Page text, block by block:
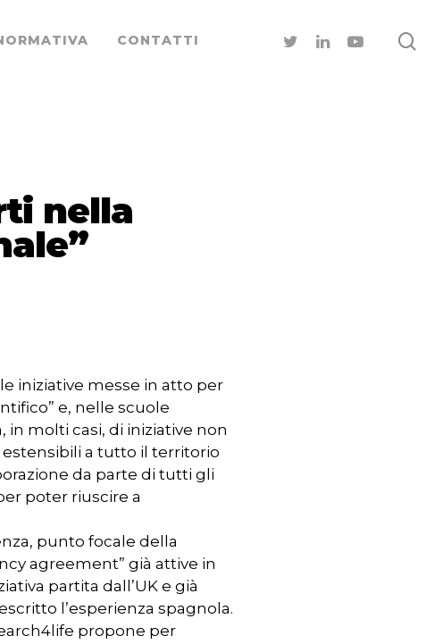
CONTATTI
nella
iniziative messe in atto per
e, nelle scuole
molti casi, di iniziative non
a tutto il territorio
da parte di tutti gli
poter riuscire a
punto focale della
agreement” già attive in
partita dall’UK e già
l’esperienza spagnola.
propone per